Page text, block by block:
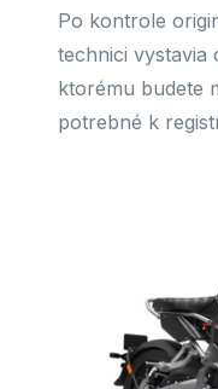
Po kontrole
technici vystavia
ktorému budete
potrebné k